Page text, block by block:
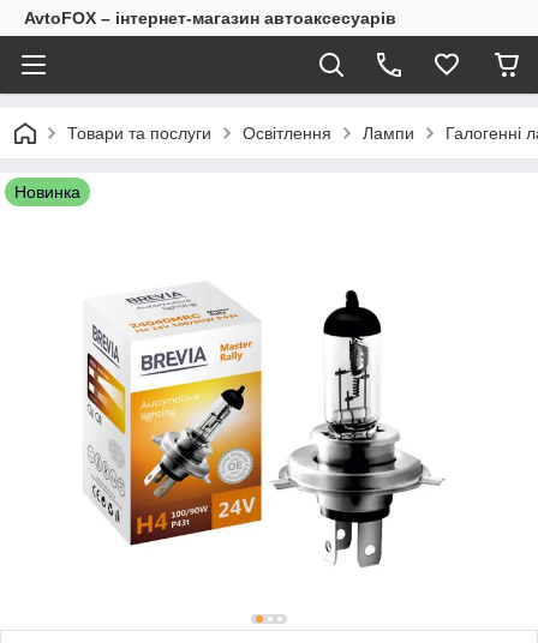
AvtoFOX – інтернет-магазин автоаксесуарів
Товари та послуги Освітлення Лампи Галогенні
Новинка